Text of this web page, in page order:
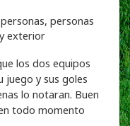
los dos equipos
juego y sus goles
lo notaran. Buen
todo momento